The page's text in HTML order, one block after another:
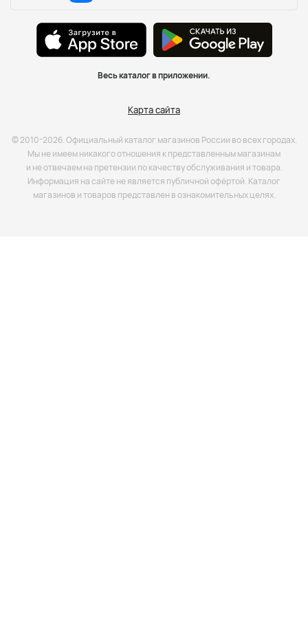
Весь каталог в приложении.
Карта сайта
© 2010-2026. Официальный каталог магазинов России во всех городах.
Мы не имеем никакого отношения к представленным магазинам
и не отвечаем на претензии по качеству обслуживания и товара.
Информация на сайте не является публичной офёртой. Каталог
магазинов и товаров представлен в ознакомительных целях.